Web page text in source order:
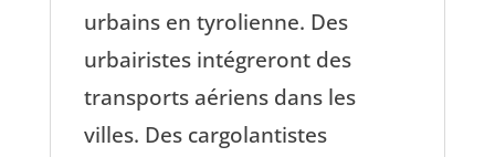
urbains en tyrolienne. Des
urbairistes intégreront des
transports aériens dans les
villes. Des cargolantistes